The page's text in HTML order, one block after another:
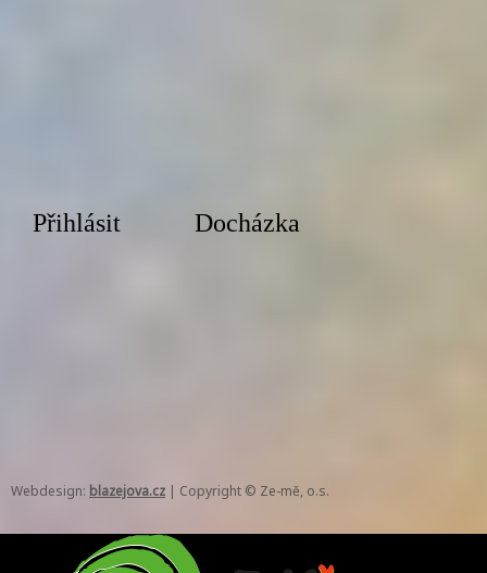
Přihlásit Docházka
Webdesign: blazejova.cz | Copyright © Ze-mě, o.s.